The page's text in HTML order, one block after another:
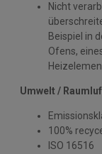
Nicht
Beispiel in
Ofens,
Umwelt /
100%
ISO 16516